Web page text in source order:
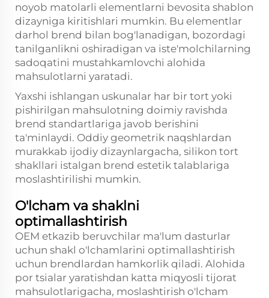
noyob matolarli elementlarni bevosita shablon
dizayniga kiritishlari mumkin. Bu elementlar
darhol brend bilan bog'lanadigan, bozordagi
tanilganlikni oshiradigan va iste'molchilarning
sadoqatini mustahkamlovchi alohida
mahsulotlarni yaratadi.
Yaxshi ishlangan uskunalar har bir tort yoki
pishirilgan mahsulotning doimiy ravishda
brend standartlariga javob berishini
ta'minlaydi. Oddiy geometrik naqshlardan
murakkab ijodiy dizaynlargacha, silikon tort
shakllari istalgan brend estetik talablariga
moslashtirilishi mumkin.
O'lcham va shaklni
optimallashtirish
OEM etkazib beruvchilar ma'lum dasturlar
uchun shakl o'lchamlarini optimallashtirish
uchun brendlardan hamkorlik qiladi. Alohida
por tsialar yaratishdan katta miqyosli tijorat
mahsulotlarigacha, moslashtirish o'lcham